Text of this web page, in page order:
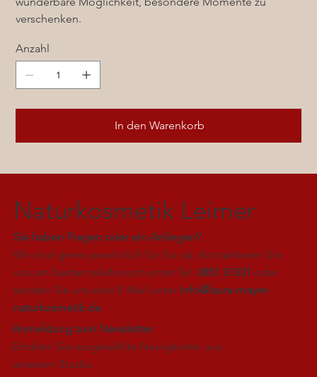
verschenken.
Anzahl
In den Warenkorb
Naturkosmetik Leimer
Sie haben Fragen oder ein Anliegen?
Wir sind gerne persönlich für Sie da. Kontaktieren Sie
uns am besten telefonisch unter Tel. 0851 31331 oder
senden Sie uns eine E Mail unter info@laura-mayer-
naturkosmetik.de
Anmeldung zum Newsletter
Erhalten Sie ausgewählte Neuigkeiten aus
unserem Studio.